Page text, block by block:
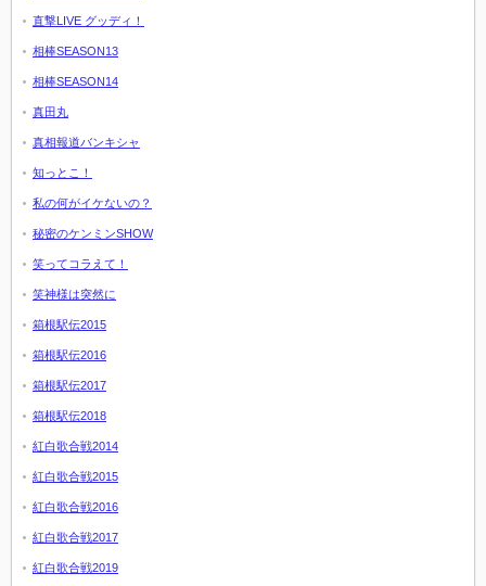
直撃LIVE グッディ！
相棒SEASON13
相棒SEASON14
真田丸
真相報道バンキシャ
知っとこ！
私の何がイケないの？
秘密のケンミンSHOW
笑ってコラえて！
笑神様は突然に
箱根駅伝2015
箱根駅伝2016
箱根駅伝2017
箱根駅伝2018
紅白歌合戦2014
紅白歌合戦2015
紅白歌合戦2016
紅白歌合戦2017
紅白歌合戦2019